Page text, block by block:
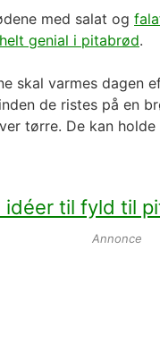
med salat og
genial i pitabrød.
skal varmes dagen
de ristes på en
tørre. De kan
idéer til fyld til
Annonce